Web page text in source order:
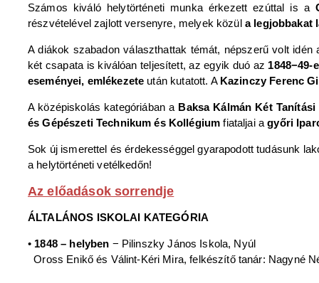
Számos kiváló helytörténeti munka érkezett ezúttal is a
részvételével zajlott versenyre, melyek közül a legjobbakat
A diákok szabadon választhattak témát, népszerű volt
két csapata is kiválóan teljesített, az egyik duó az
eseményei, emlékezete után kutatott. A Kazinczy Ferenc
A középiskolás kategóriában a Baksa Kálmán Két
és Gépészeti Technikum és Kollégium fiataljai agyőri
Sok új ismerettel és érdekességgel gyarapodott tudásunk
a helytörténeti vetélkedőn!
Az előadások sorrendje
ÁLTALÁNOS ISKOLAI KATEGÓRIA
• 1848 – helyben − Pilinszky János Iskola, Nyúl
Oross Enikő és Válint-Kéri Mira, felkészítő tanár: Nagyné